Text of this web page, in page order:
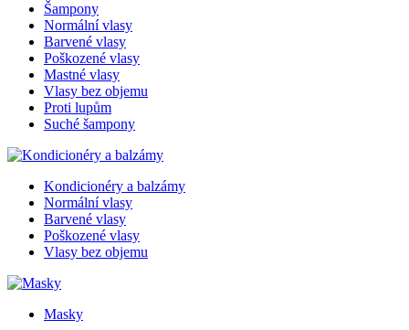
Šampony
Normální vlasy
Barvené vlasy
Poškozené vlasy
Mastné vlasy
Vlasy bez objemu
Proti lupům
Suché šampony
Kondicionéry a balzámy
Normální vlasy
Barvené vlasy
Poškozené vlasy
Vlasy bez objemu
Masky